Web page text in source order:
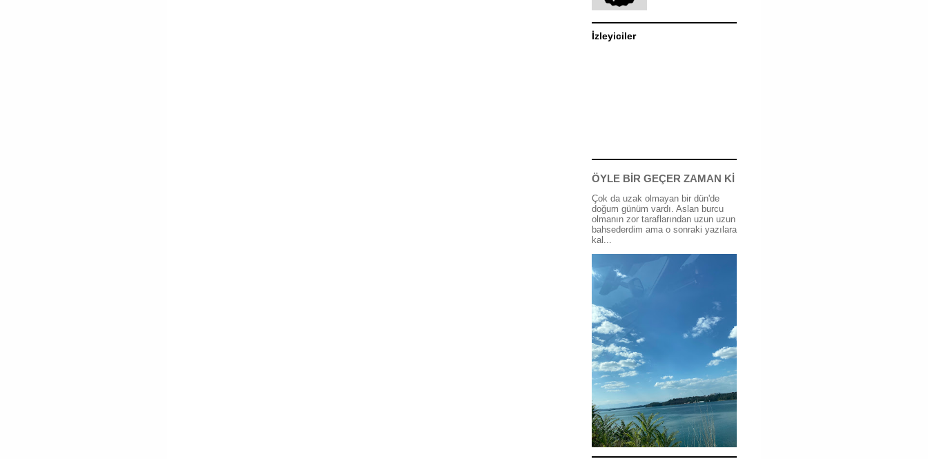
İzleyiciler
ÖYLE BİR GEÇER ZAMAN Kİ
Çok da uzak olmayan bir dün'de
doğum günüm vardı. Aslan burcu
olmanın zor taraflarından uzun uzun
bahsederdim ama o sonraki yazılara
kal...